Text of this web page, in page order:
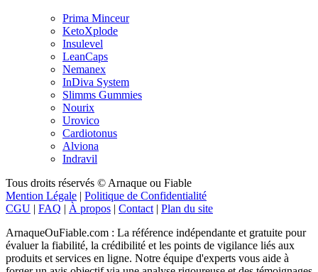
Prima Minceur
KetoXplode
Insulevel
LeanCaps
Nemanex
InDiva System
Slimms Gummies
Nourix
Urovico
Cardiotonus
Alviona
Indravil
Tous droits réservés © Arnaque ou Fiable
Mention Légale | Politique de Confidentialité
CGU | FAQ | À propos | Contact | Plan du site
ArnaqueOuFiable.com : La référence indépendante et gratuite pour
évaluer la fiabilité, la crédibilité et les points de vigilance liés aux
produits et services en ligne. Notre équipe d'experts vous aide à